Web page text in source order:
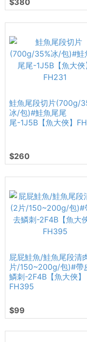
$380
鮭魚尾段切片(700g/
冰/包)#鮭魚尾尾
尾-1J5B【魚大俠】
$260
屁屁鮭魚/鮭魚尾段清
片/150~200g/包)#帶
鱗刺-2F4B【魚大俠】
FH395
$99